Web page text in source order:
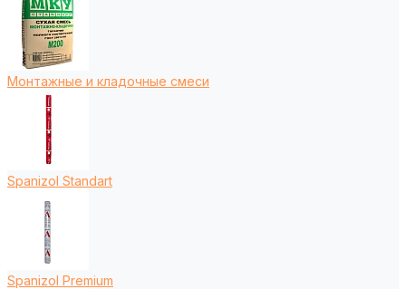
Монтажные и кладочные смеси
Spanizol Standart
Spanizol Premium